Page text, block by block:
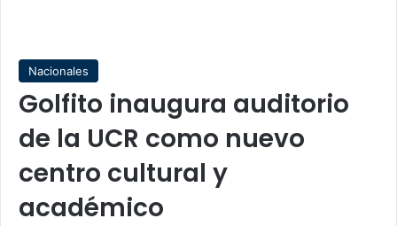
Nacionales
Golfito inaugura auditorio
de la UCR como nuevo
centro cultural y
académico